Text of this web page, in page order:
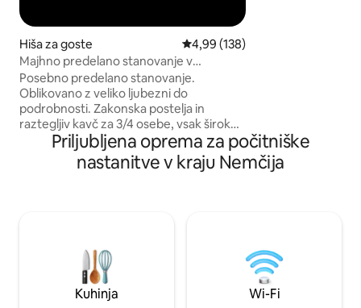
Hiša za goste Povprečna ocena: 4,99 od 5, št.
4,99 (138)
Majhno predelano stanovanje v
Baldeneyseeju
Posebno predelano stanovanje.
Oblikovano z veliko ljubezni do
podrobnosti. Zakonska postelja in
raztegljiv kavč za 3/4 osebe, vsak širok
140 cm, in zložljiva enojna postelja ter
spalna kocka, Prostorna
kopalnica/kad/prha. Odprt prostor s
posesti kot glavna hiša, sta zagotovljeni
popolna neodvisnost in zasebnost.
Popolno zatočišče za ljubitelje narave na
robu gozda. 8 minut do jezera Baldeney.
Priljubljena oprema za počitniške
nastanitve v kraju Nemčija
Kuhinja Wi-Fi